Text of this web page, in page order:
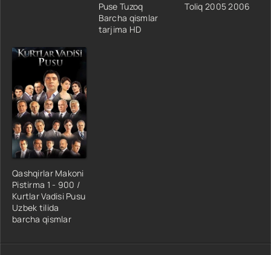
Puse Tuzoq
Barcha qismlar
tarjima HD
Toliq 2005 2006
Qashqirlar Makoni
Pistirma 1 - 900 /
Kurtlar Vadisi Pusu
Uzbek tilida
barcha qismlar